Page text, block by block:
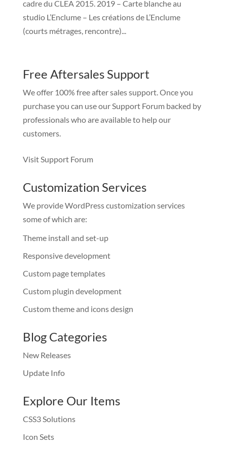
cadre du CLEA 2015. 2019 – Carte blanche au
studio L’Enclume – Les créations de L’Enclume
(courts métrages, rencontre)...
Free Aftersales Support
We offer 100% free after sales support. Once you
purchase you can use ourSupport Forumbacked by
professionals who are available to help our
customers.
Visit Support Forum
Customization Services
We provide WordPress customization services
some of which are:
Theme install and set-up
Responsive development
Custom page templates
Custom plugin development
Custom theme and icons design
Blog Categories
New Releases
Update Info
Explore Our Items
CSS3 Solutions
Icon Sets